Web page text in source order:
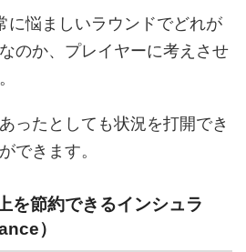
に悩ましいラウンドでどれが
のか、プレイヤーに考えさせ
ったとしても状況を打開でき
できます。
を節約できるインシュラ
）